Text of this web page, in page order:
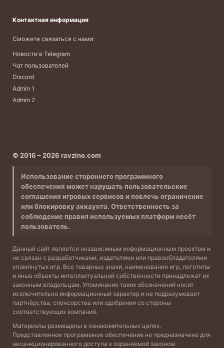
Контактная информация
Сможете связаться с нами:
Новости в Telegram
Чат пользователей
Discord
Admin 1
Admin 2
© 2016 – 2026 ravzino.com
Использование стороннего программного
обеспечения может нарушать пользовательские
соглашения игровых сервисов и повлечь ограничение
или блокировку аккаунта. Ответственность за
соблюдение правил используемых платформ несёт
пользователь.
Данный сайт является независимым информационным проектом и
не связан с разработчиками, издателями или правообладателями
упомянутых игр. Все товарные знаки, наименования игр, логотипы
и иные объекты интеллектуальной собственности принадлежат их
законным владельцам. Упоминание таких обозначений носит
исключительно информационный характер и не подразумевает
партнёрства, спонсорства или одобрения со стороны
соответствующих компаний.
Материалы размещены в ознакомительных целях.
Представленное программное обеспечение не предназначено для
несанкционированного доступа к охраняемой законом